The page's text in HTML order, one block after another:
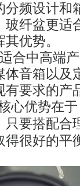
频设计和
纤盆更适
优势。
合中高端
音箱以及
有要求的产
心优势在
要搭配合
很好的平